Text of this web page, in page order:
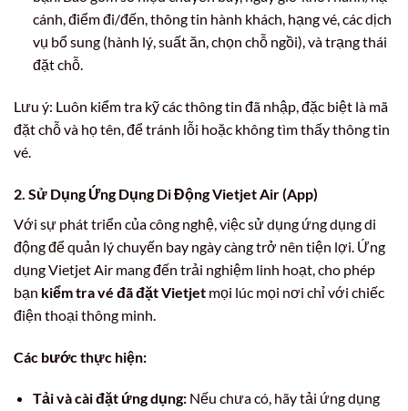
cánh, điểm đi/đến, thông tin hành khách, hạng vé, các dịch
vụ bổ sung (hành lý, suất ăn, chọn chỗ ngồi), và trạng thái
đặt chỗ.
Lưu ý: Luôn kiểm tra kỹ các thông tin đã nhập, đặc biệt là mã
đặt chỗ và họ tên, để tránh lỗi hoặc không tìm thấy thông tin
vé.
2. Sử Dụng Ứng Dụng Di Động Vietjet Air (App)
Với sự phát triển của công nghệ, việc sử dụng ứng dụng di
động để quản lý chuyến bay ngày càng trở nên tiện lợi. Ứng
dụng Vietjet Air mang đến trải nghiệm linh hoạt, cho phép
bạn kiểm tra vé đã đặt Vietjet mọi lúc mọi nơi chỉ với chiếc
điện thoại thông minh.
Các bước thực hiện:
Tải và cài đặt ứng dụng:Nếu chưa có, hãy tải ứng dụng